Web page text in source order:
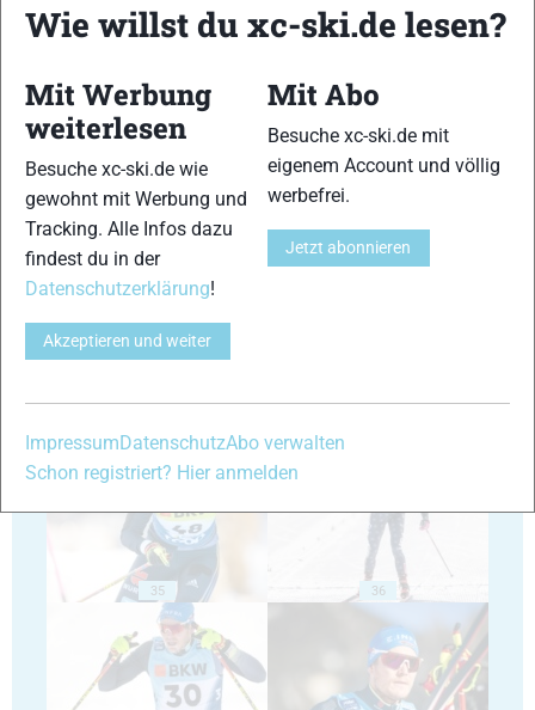
32
35 36
Wie willst du xc-ski.de lesen?
Mit Werbung
weiterlesen
Besuche xc-ski.de wie
gewohnt mit Werbung und
Tracking. Alle Infos dazu
findest du in der
Datenschutzerklärung!
Akzeptieren und weiter
Mit Abo
Besuche xc-ski.de mit
eigenem Account und völlig
werbefrei.
Jetzt abonnieren
ImpressumDatenschutzAbo verwalten
Schon registriert? Hier anmelden